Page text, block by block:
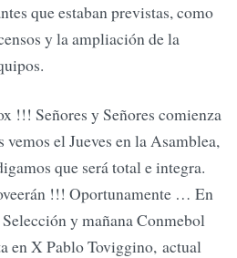
que estaban previstas, como
y la ampliación de la
!!! Señores y Señores comienza
el Jueves en la Asamblea,
que será total e integra.
!!! Oportunamente … En
y mañana Conmebol
en X Pablo Toviggino, actual